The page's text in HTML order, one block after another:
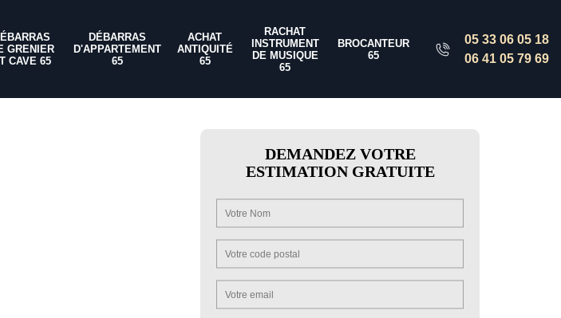
GRENIER
CAVE 65
DÉBARRAS
D'APPARTEMENT
65
ACHAT
ANTIQUITÉ
65
RACHAT
INSTRUMENT
DE MUSIQUE
65
BROCANTEUR
65
05 33 06 05 18
06 41 05 79 69
DEMANDEZ VOTRE
ESTIMATION GRATUITE